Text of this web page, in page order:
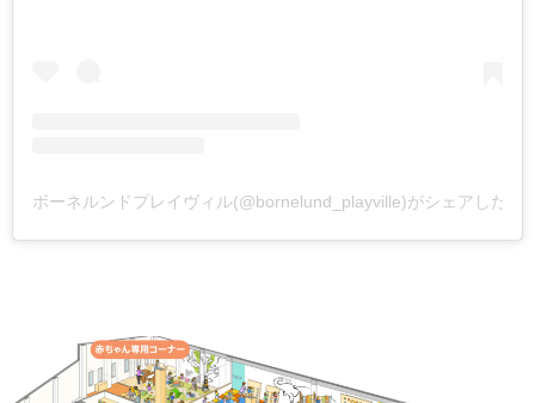
ボーネルンドプレイヴィル(@bornelund_playville)がシェアした投